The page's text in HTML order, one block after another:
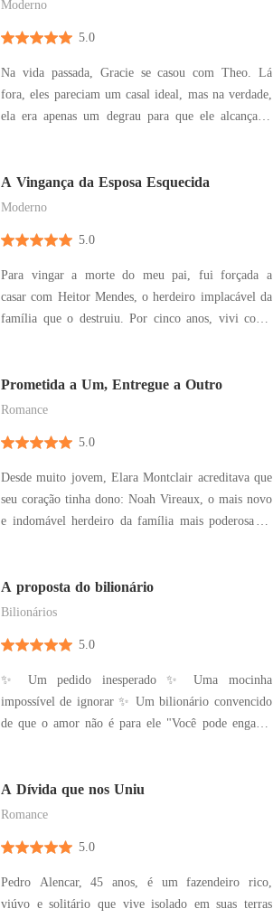
Moderno
5.0
Na vida passada, Gracie se casou com Theo. Lá
fora, eles pareciam um casal ideal, mas na verdade,
ela era apenas um degrau para que ele alcançasse
Brayden, apenas para ser abandonada, ficando
sozinha
A Vingança da Esposa Esquecida
Moderno
5.0
Para vingar a morte do meu pai, fui forçada a
casar com Heitor Mendes, o herdeiro implacável da
família que o destruiu. Por cinco anos, vivi como
Regina, voltou, ele a trouxe para nossa casa. A
humilhação se t
Prometida a Um, Entregue a Outro
Romance
5.0
Desde muito jovem, Elara Montclair acreditava que
seu coração tinha dono: Noah Vireaux, o mais novo
e indomável herdeiro da família mais poderosa de
Noah era tudo o que Elara sonhava viver um dia:
livre
A proposta do bilionário
Bilionários
5.0
✨ Um pedido inesperado ✨ Uma mocinha
impossível de ignorar ✨ Um bilionário convencido
de que o amor não é para ele "Você pode enganar
no amor. Mas quando seu avô impõe uma condição
cruel para l
A Dívida que nos Uniu
Romance
5.0
Pedro Alencar, 45 anos, é um fazendeiro rico,
viúvo e solitário que vive isolado em suas terras